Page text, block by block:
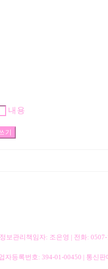
내용
기
보관리책임자: 조은영 | 전화:
자등록번호: 394-01-00450 | 통신판